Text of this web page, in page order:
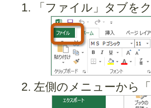
「ファイル」タブを
左側のメニューから